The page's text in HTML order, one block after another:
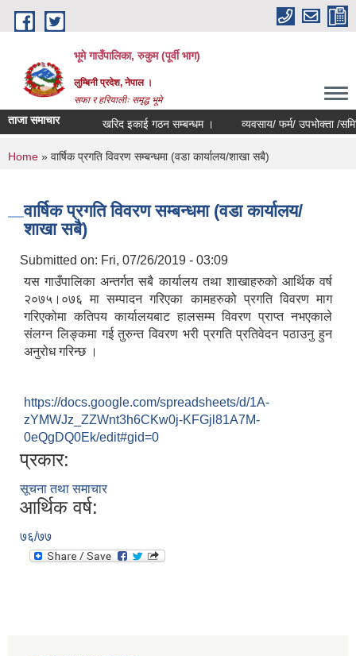
Skip to main content
भूमे गाउँपालिका, रुकुम (पूर्वी भाग)
लुम्बिनी प्रदेश, नेपाल ।
सफा र हरियालीः समृद्ध भूमे
ताजा समाचार खरिद इकाई गठन सम्बन्धम । व्यवसाय/ फर्म/ उपभोक्ता /समिति/
You are here
Home » वार्षिक प्रगति विवरण सम्बन्धमा (वडा कार्यालय/शाखा सबै)
वार्षिक प्रगति विवरण सम्बन्धमा (वडा कार्यालय/
शाखा सबै)
Submitted on: Fri, 07/26/2019 - 03:09
यस गाउँपालिका अन्तर्गत सबै कार्यालय तथा शाखाहरुको आर्थिक वर्ष
२०७५।०७६ मा सम्पादन गरिएका कामहरुको प्रगति विवरण माग
गरिएकोमा कतिपय कार्यालयबाट हालसम्म विवरण प्राप्त नभएकाले
संलग्न लिङ्कमा गई तुरुन्त विवरण भरी प्रगति प्रतिवेदन पठाउनु हुन
अनुरोध गरिन्छ ।
https://docs.google.com/spreadsheets/d/1A-
zYMWJz_ZZWnt3h6CKw0j-KFGjl81A7M-
0eQgDQ0Ek/edit#gid=0
प्रकार:
सूचना तथा समाचार
आर्थिक वर्ष:
७६/७७